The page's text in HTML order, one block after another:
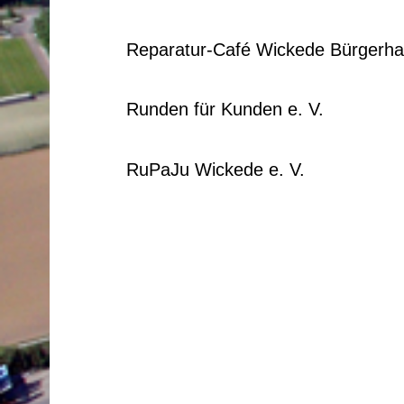
Reparatur-Café Wickede
Runden für Kunden e. V.
RuPaJu Wickede e. V.